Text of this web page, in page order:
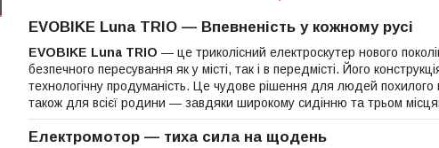
EVOBIKE Luna TRIO — Впевненість у кожному русі
EVOBIKE Luna TRIO — це триколісний електроскутер нового
безпечного пересування як у місті, так і в передмісті. Його
технологічну продуманість. Це чудове рішення для людей
також для всієї родини — завдяки широкому сидінню та трьом
Електромотор — тиха сила на щодень